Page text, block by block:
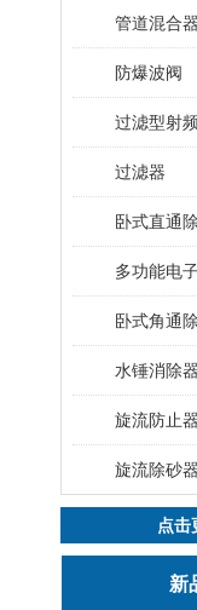
管道混合器
防爆波阀
过滤型射
过滤器
卧式直通
多功能电
卧式角通
水锤消除器
旋流防止器
旋流除砂器
点击
新